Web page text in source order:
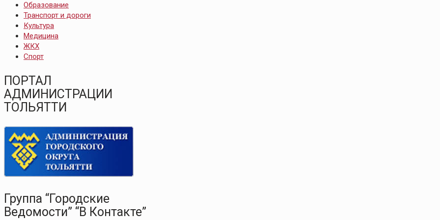
Образование
Транспорт и дороги
Культура
Медицина
ЖКХ
Спорт
ПОРТАЛ
АДМИНИСТРАЦИИ
ТОЛЬЯТТИ
Группа “Городские
Ведомости” “В Контакте”